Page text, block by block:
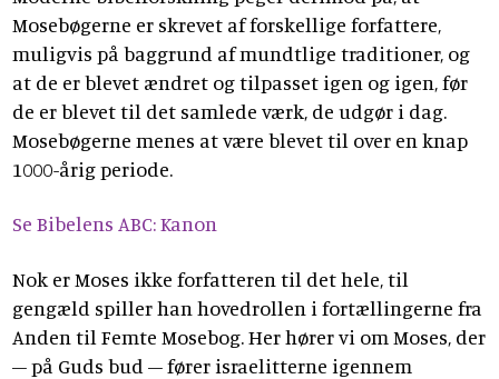
Mosebøgerne er skrevet af forskellige forfattere,
muligvis på baggrund af mundtlige traditioner, og
at de er blevet ændret og tilpasset igen og igen, før
de er blevet til det samlede værk, de udgør i dag.
Mosebøgerne menes at være blevet til over en knap
1000-årig periode.
Se Bibelens ABC: Kanon
Nok er Moses ikke forfatteren til det hele, til
gengæld spiller han hovedrollen i fortællingerne fra
Anden til Femte Mosebog. Her hører vi om Moses, der
– på Guds bud – fører israelitterne igennem